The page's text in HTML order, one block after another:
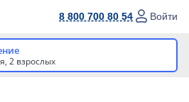
8 800 700 80 54 Войти
2 взрослых